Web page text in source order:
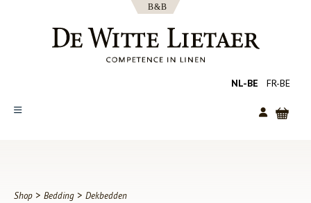
NL-BE FR-BE
OVER ONS
Shop > Bedding > Dekbedden